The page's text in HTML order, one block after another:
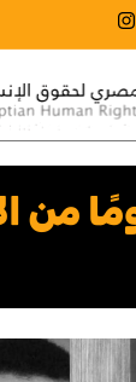
يومًا